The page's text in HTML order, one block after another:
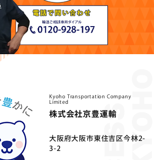
Kyoho Transportation Company
Limited
株式会社京豊運輸
⼤阪府⼤阪市東住吉区今林2-
3-2